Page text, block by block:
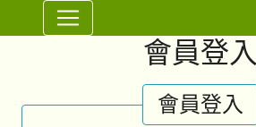
會員登入
會員登入